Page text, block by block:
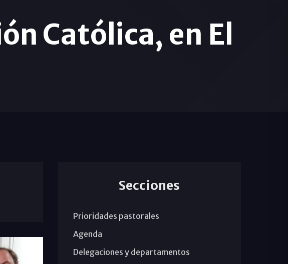
Católica, en El
Secciones
Prioridades pastorales
Agenda
Delegaciones y departamentos